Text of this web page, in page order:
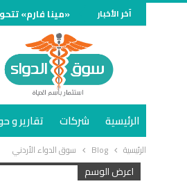
آخر الأخبار «مينا فارم» تتحول للربحية وتحقق
الرئيسية شركات تقارير و
الرئيسية Blog سوق الدواء الأردني
اعرض الوسم